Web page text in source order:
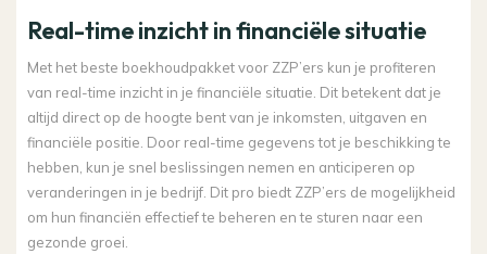
Real-time inzicht in financiële situatie
Met het beste boekhoudpakket voor ZZP’ers kun je profiteren
van real-time inzicht in je financiële situatie. Dit betekent dat je
altijd direct op de hoogte bent van je inkomsten, uitgaven en
financiële positie. Door real-time gegevens tot je beschikking te
hebben, kun je snel beslissingen nemen en anticiperen op
veranderingen in je bedrijf. Dit pro biedt ZZP’ers de mogelijkheid
om hun financiën effectief te beheren en te sturen naar een
gezonde groei.